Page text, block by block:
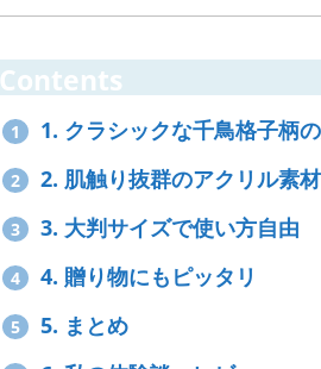
Contents
1 1. クラシックな千鳥格子柄
2 2. 肌触り抜群のアクリル素材
3 3. 大判サイズで使い方自由
4 4. 贈り物にもピッタリ
5 5. まとめ